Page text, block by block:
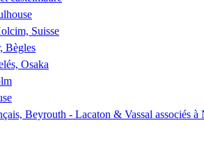
Suisse
Bègles
Osaka
Beyrouth - Lacaton & Vassal associés